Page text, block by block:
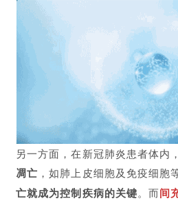
另一方面，在新冠肺炎患者体内
凋亡 ，如肺上皮细胞及免疫细胞
亡就成为控制疾病的关键。而间